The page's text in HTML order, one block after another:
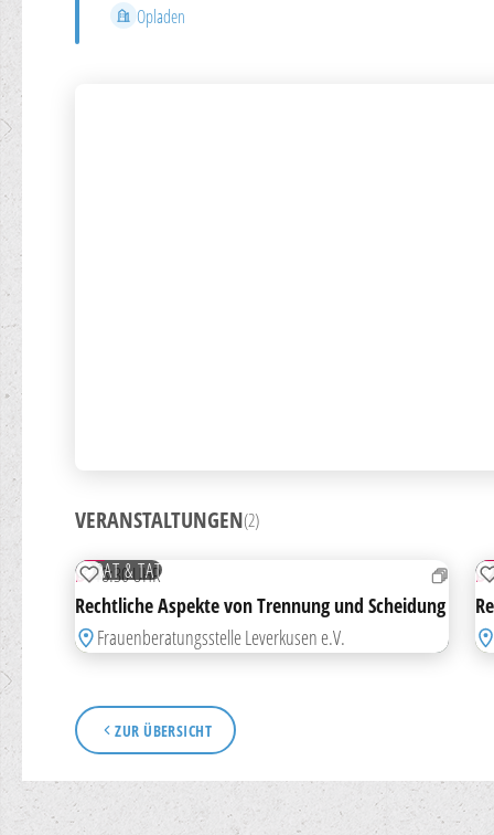
Stadtteil
Opladen
VERANSTALTUNGEN(2)
15
RAT & TAT
ZUR MERKLISTE HINZUFÜGEN
DI18:30 UHR
Rechtliche Aspekte von Trennung und Scheidung
Frauenberatungsstelle Leverkusen e.V.
DI
ZUR ÜBERSICHT